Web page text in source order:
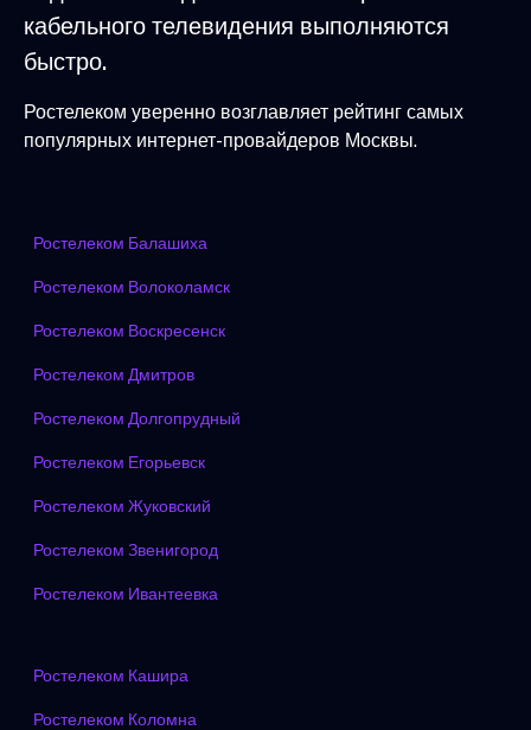
кабельного телевидения выполняются
быстро.
Ростелеком уверенно возглавляет рейтинг самых
популярных интернет-провайдеров Москвы.
Ростелеком Балашиха
Ростелеком Волоколамск
Ростелеком Воскресенск
Ростелеком Дмитров
Ростелеком Долгопрудный
Ростелеком Егорьевск
Ростелеком Жуковский
Ростелеком Звенигород
Ростелеком Ивантеевка
Ростелеком Кашира
Ростелеком Коломна